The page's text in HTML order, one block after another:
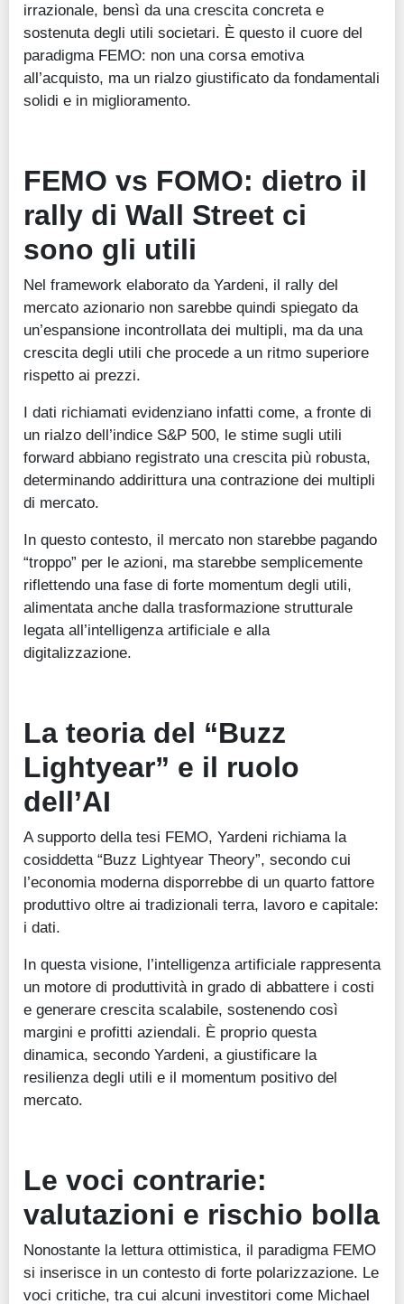
irrazionale, bensì da una crescita concreta e
sostenuta degli utili societari. È questo il cuore del
paradigma FEMO: non una corsa emotiva
all’acquisto, ma un rialzo giustificato da fondamentali
solidi e in miglioramento.
FEMO vs FOMO: dietro il
rally di Wall Street ci
sono gli utili
Nel framework elaborato da Yardeni, il rally del
mercato azionario non sarebbe quindi spiegato da
un’espansione incontrollata dei multipli, ma da una
crescita degli utili che procede a un ritmo superiore
rispetto ai prezzi.
I dati richiamati evidenziano infatti come, a fronte di
un rialzo dell’indice S&P 500, le stime sugli utili
forward abbiano registrato una crescita più robusta,
determinando addirittura una contrazione dei multipli
di mercato.
In questo contesto, il mercato non starebbe pagando
“troppo” per le azioni, ma starebbe semplicemente
riflettendo una fase di forte momentum degli utili,
alimentata anche dalla trasformazione strutturale
legata all’intelligenza artificiale e alla
digitalizzazione.
La teoria del “Buzz
Lightyear” e il ruolo
dell’AI
A supporto della tesi FEMO, Yardeni richiama la
cosiddetta “Buzz Lightyear Theory”, secondo cui
l’economia moderna disporrebbe di un quarto fattore
produttivo oltre ai tradizionali terra, lavoro e capitale:
i dati.
In questa visione, l’intelligenza artificiale rappresenta
un motore di produttività in grado di abbattere i costi
e generare crescita scalabile, sostenendo così
margini e profitti aziendali. È proprio questa
dinamica, secondo Yardeni, a giustificare la
resilienza degli utili e il momentum positivo del
mercato.
Le voci contrarie:
valutazioni e rischio bolla
Nonostante la lettura ottimistica, il paradigma FEMO
si inserisce in un contesto di forte polarizzazione. Le
voci critiche, tra cui alcuni investitori come Michael